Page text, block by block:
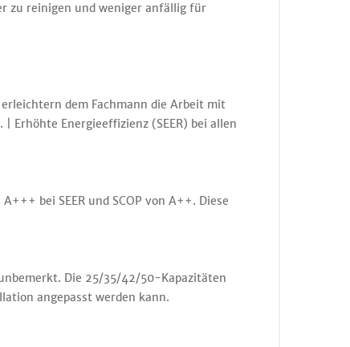
zu reinigen und weniger anfällig für
dem Fachmann die Arbeit mit
Energieeffizienz (SEER) bei allen
bei SEER und SCOP von A++. Diese
Die 25/35/42/50-Kapazitäten
angepasst werden kann.